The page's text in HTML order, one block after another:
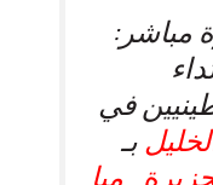
مباشر:
في
بـ